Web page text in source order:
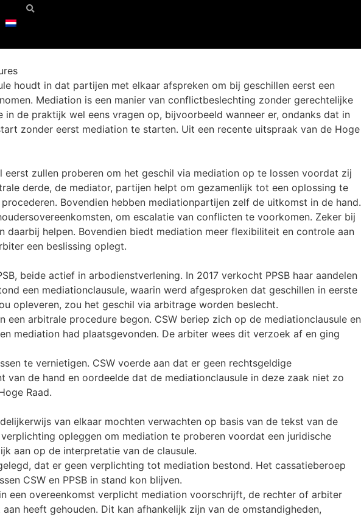
houdt in dat partijen met elkaar afspreken om bij geschillen eerst een
Mediation is een manier van conflictbeslechting zonder gerechtelijke
de praktijk wel eens vragen op, bijvoorbeeld wanneer er, ondanks dat in
zonder eerst mediation te starten. Uit een recente uitspraak van de Hoge
zullen proberen om het geschil via mediation op te lossen voordat zij
derde, de mediator, partijen helpt om gezamenlijk tot een oplossing te
Bovendien hebben mediationpartijen zelf de uitkomst in de hand.
om escalatie van conflicten te voorkomen. Zeker bij
helpen. Bovendien biedt mediation meer flexibiliteit en controle aan
een beslissing oplegt.
beide actief in arbodienstverlening. In 2017 verkocht PPSB haar aandelen
een mediationclausule, waarin werd afgesproken dat geschillen in eerste
opleveren, zou het geschil via arbitrage worden beslecht.
een arbitrale procedure begon. CSW beriep zich op de mediationclausule en
mediation had plaatsgevonden. De arbiter wees dit verzoek af en ging
te vernietigen. CSW voerde aan dat er geen rechtsgeldige
de hand en oordeelde dat de mediationclausule in deze zaak niet zo
Raad.
van elkaar mochten verwachten op basis van de tekst van de
opleggen om mediation te proberen voordat een juridische
aan op de interpretatie van de clausule.
dat er geen verplichting tot mediation bestond. Het cassatieberoep
CSW en PPSB in stand kon blijven.
een overeenkomst verplicht mediation voorschrijft, de rechter of arbiter
heeft gehouden. Dit kan afhankelijk zijn van de omstandigheden,